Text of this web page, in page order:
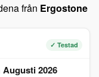
från Ergostone
✓ Testad
2026